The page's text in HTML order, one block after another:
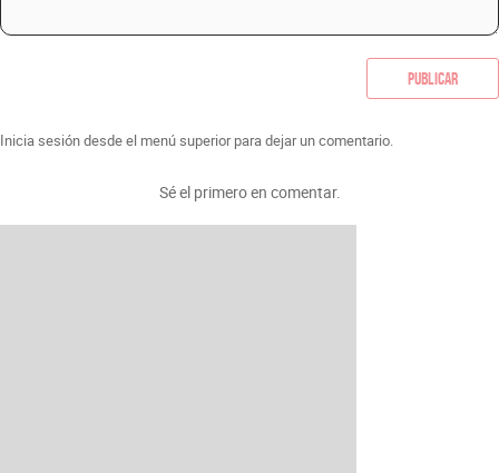
Publicar
Inicia sesión desde el menú superior para dejar un comentario.
Sé el primero en comentar.